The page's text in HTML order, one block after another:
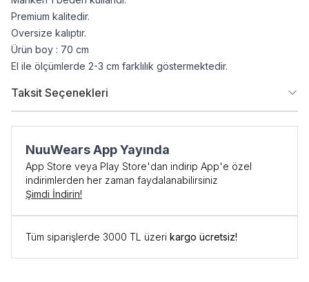
Premium kalitedir.
Oversize kalıptır.
Ürün boy : 70 cm
El ile ölçümlerde 2-3 cm farklılık göstermektedir.
Taksit Seçenekleri
NuuWears App Yayında
App Store veya Play Store'dan indirip App'e özel
indirimlerden her zaman faydalanabilirsiniz
Şimdi İndirin!
Tüm siparişlerde 3000 TL üzeri kargo ücretsiz!